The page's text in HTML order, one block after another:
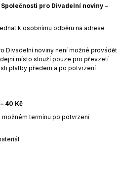
pro Divadelní noviny –
k osobnímu odběru na adrese
Divadelní noviny není možné provádět
místo slouží pouze pro převzetí
platby předem a po potvrzení
40 Kč
termínu po potvrzení